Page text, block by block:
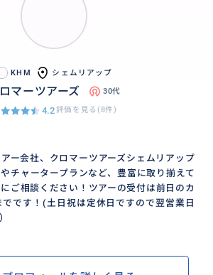
KHM シェムリアップ
マーツアーズ 30代
4.2評価を見る(8件)
ー会社、クロマーツアーズシェムリアップ
チャータープランなど、豊富に取り揃えて
ご相談ください！ツアーの受付は前日のカ
でです！(土日祝は定休日ですので翌営業日